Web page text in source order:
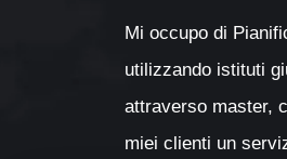
Mi occupo di
utilizzando istituti
attraverso master,
miei clienti un